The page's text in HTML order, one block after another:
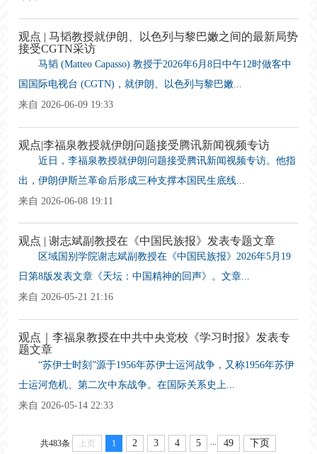
观点 | 马韬教授就伊朗、以色列与黎巴嫩之间的最新局势
接受CGTN采访
马韬 (Matteo Capasso) 教授于2026年6月8日中午12时做客中
国国际电视台 (CGTN)，就伊朗、以色列与黎巴嫩...
来自 2026-06-09 19:33
观点|李福泉教授就伊朗问题接受腾讯新闻视频专访
近日，李福泉教授就伊朗问题接受腾讯新闻视频专访。他指
出，伊朗伊斯兰革命后形成三种支撑本国民生底线...
来自 2026-06-08 19:11
观点 | 谢志斌副教授在《中国民族报》发表专题文章
区域国别学院谢志斌副教授在《中国民族报》2026年5月19
日第8版发表文章《天坛：中国精神的回声》。文章...
来自 2026-05-21 21:16
观点｜李福泉教授在中共中央党校《学习时报》发表专
题文章
“苏伊士时刻”源于1956年苏伊士运河战争，又称1956年苏伊
士运河危机、第二次中东战争。在国际关系史上...
来自 2026-05-14 22:33
共483条 上页 1 2 3 4 5 ... 49 下页